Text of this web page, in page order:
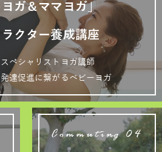
ヨガ＆ママヨガ」
クター養成講座
ペシャリストヨガ講師
達促進に繋がるベビーヨガ
Commuting 04